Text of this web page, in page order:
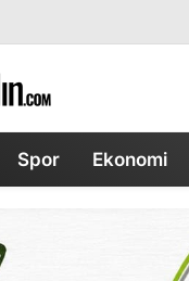
Spor Ekonomi